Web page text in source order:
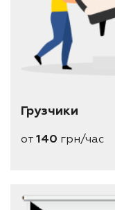
Грузчики
от 140 грн/час